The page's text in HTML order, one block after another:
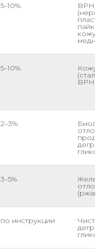
5–10% BPHE
пайка),
5–10%
(сталь
BPHE
2–3%
3–5%
по инструкции